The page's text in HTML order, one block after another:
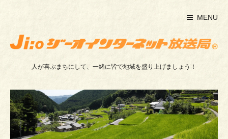
MENU
人が喜ぶまちにして、一緒に皆で地域を盛り上げましょう！